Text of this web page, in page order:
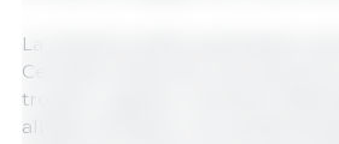
La riduzione delle popolazioni
Centrale ha favorito la produzione
trovato lì (giusto in tempo!)
all'Asia. Pensiamo che questa